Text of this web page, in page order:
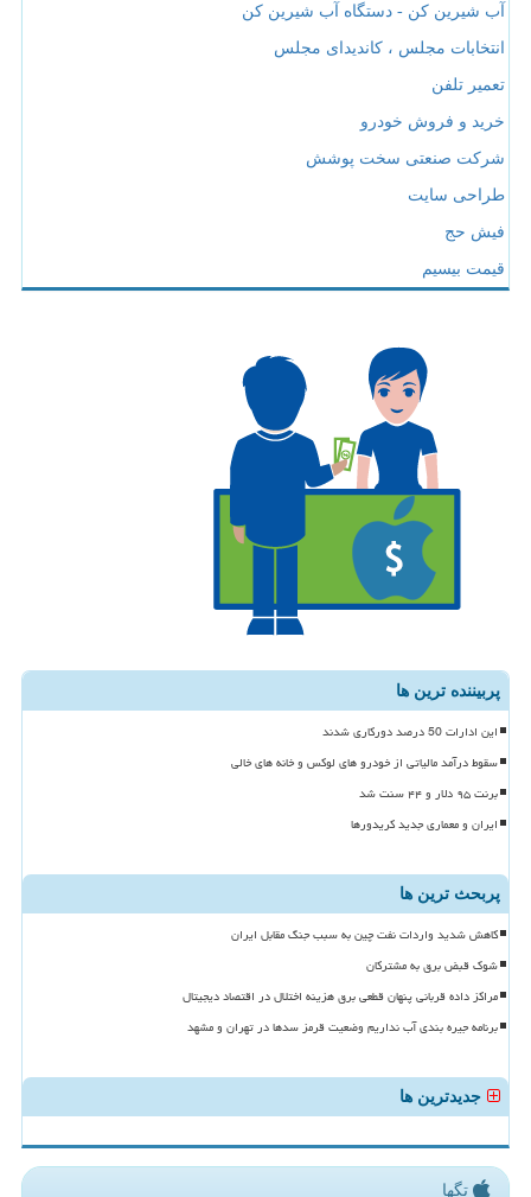
آب شیرین کن - دستگاه آب شیرین کن
انتخابات مجلس ، کاندیدای مجلس
تعمیر تلفن
خرید و فروش خودرو
شرکت صنعتی سخت پوشش
طراحی سایت
فیش حج
قیمت بیسیم
پربیننده ترین ها
این ادارات 50 درصد دورکاری شدند
سقوط درآمد مالیاتی از خودرو های لوکس و خانه های خالی
برنت ۹۵ دلار و ۴۴ سنت شد
ایران و معماری جدید کریدورها
پربحث ترین ها
کاهش شدید واردات نفت چین به سبب جنگ مقابل ایران
شوک قبض برق به مشترکان
مراکز داده قربانی پنهان قطعی برق هزینه اختلال در اقتصاد دیجیتال
برنامه جیره بندی آب نداریم وضعیت قرمز سدها در تهران و مشهد
جدیدترین ها
تگها